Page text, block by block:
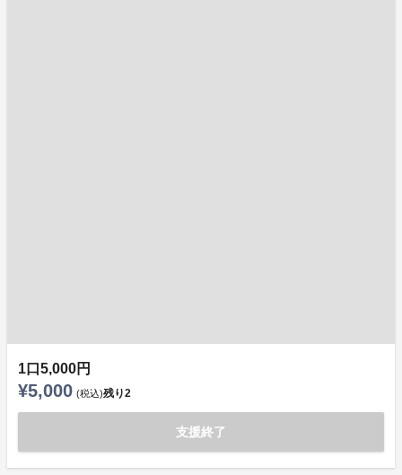
1口5,000円
¥5,000 (税込)残り2
支援終了